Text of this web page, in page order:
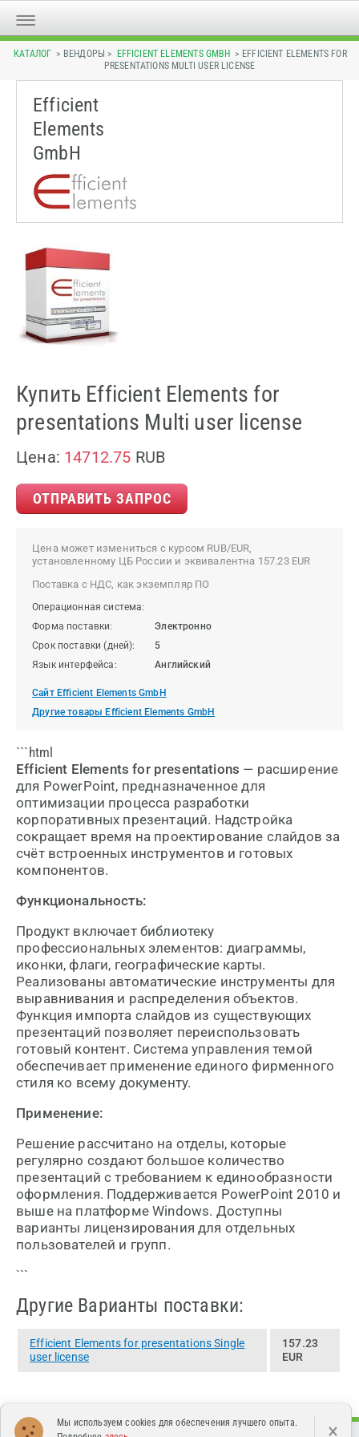
КАТАЛОГ > ВЕНДОРЫ > EFFICIENT ELEMENTS GMBH > EFFICIENT ELEMENTS FOR
PRESENTATIONS MULTI USER LICENSE
Efficient
Elements
GmbH
Купить Efficient Elements for
presentations Multi user license
Цена: 14712.75 RUB
ОТПРАВИТЬ ЗАПРОС
Цена может измениться с курсом RUB/EUR,
установленному ЦБ России и эквивалентна 157.23 EUR
Поставка с НДС, как экземпляр ПО
Операционная система:
Форма поставки:
Электронно
Срок поставки (дней):
5
Язык интерфейса:
Английский
Сайт Efficient Elements GmbH
Другие товары Efficient Elements GmbH
```html
Efficient Elements for presentations — расширение
для PowerPoint, предназначенное для
оптимизации процесса разработки
корпоративных презентаций. Надстройка
сокращает время на проектирование слайдов за
счёт встроенных инструментов и готовых
компонентов.
Функциональность:
Продукт включает библиотеку
профессиональных элементов: диаграммы,
иконки, флаги, географические карты.
Реализованы автоматические инструменты для
выравнивания и распределения объектов.
Функция импорта слайдов из существующих
презентаций позволяет переиспользовать
готовый контент. Система управления темой
обеспечивает применение единого фирменного
стиля ко всему документу.
Применение:
Решение рассчитано на отделы, которые
регулярно создают большое количество
презентаций с требованием к единообразности
оформления. Поддерживается PowerPoint 2010 и
выше на платформе Windows. Доступны
варианты лицензирования для отдельных
пользователей и групп.
```
Другие Варианты поставки:
Efficient Elements for presentations Single
user license
157.23
EUR
Мы используем cookies для обеспечения лучшего опыта.
×